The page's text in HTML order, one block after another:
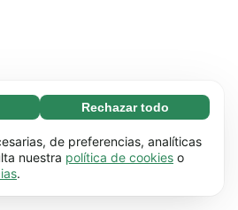
ayudan a que nuestra
correctamente, pues
lleven a cabo funciones
Rechazar todo
de preferencias, analíticas
nuestra política de cookies o
.